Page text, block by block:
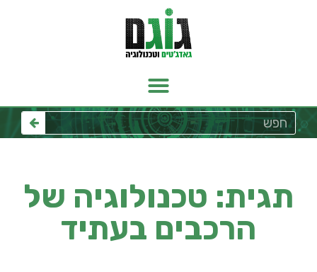
תגית: טכנולוגיה של
הרכבים בעתיד